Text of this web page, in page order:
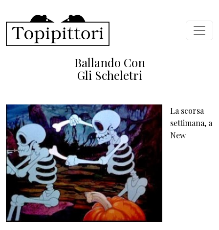
Ballando Con
Gli Scheletri
La scorsa
settimana, a
New